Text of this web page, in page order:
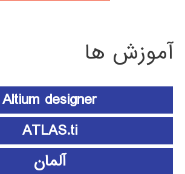
آموزش ها
Altium designer
ATLAS.ti
آلمان